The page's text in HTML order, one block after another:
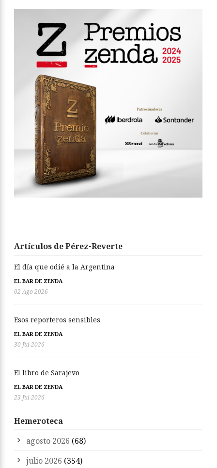
Artículos de Pérez-Reverte
El día que odié a la Argentina
EL BAR DE ZENDA
02 Ago 2026
Esos reporteros sensibles
EL BAR DE ZENDA
30 Jul 2026
El libro de Sarajevo
EL BAR DE ZENDA
23 Jul 2026
Hemeroteca
agosto 2026 (68)
julio 2026 (354)